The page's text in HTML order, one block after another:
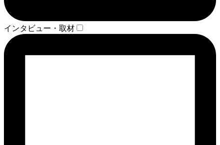
インタビュー・取材